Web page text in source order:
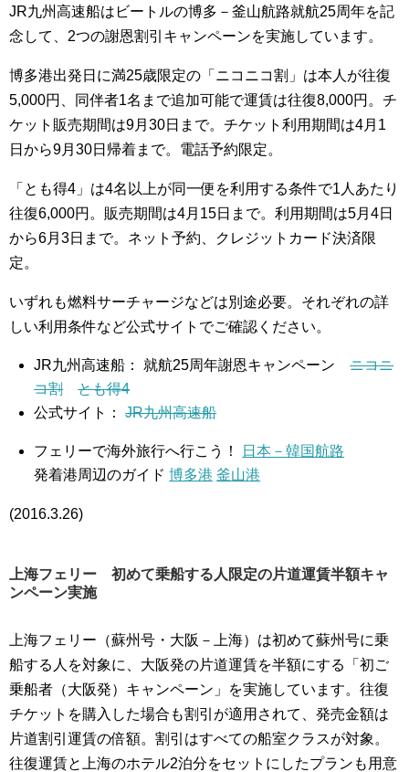
JR九州高速船はビートルの博多－釜山航路就航25周年を記
念して、2つの謝恩割引キャンペーンを実施しています。
博多港出発日に満25歳限定の「ニコニコ割」は本人が往復
5,000円、同伴者1名まで追加可能で運賃は往復8,000円。チ
ケット販売期間は9月30日まで。チケット利用期間は4月1
日から9月30日帰着まで。電話予約限定。
「とも得4」は4名以上が同一便を利用する条件で1人あたり
往復6,000円。販売期間は4月15日まで。利用期間は5月4日
から6月3日まで。ネット予約、クレジットカード決済限
定。
いずれも燃料サーチャージなどは別途必要。それぞれの詳
しい利用条件など公式サイトでご確認ください。
JR九州高速船： 就航25周年謝恩キャンペーンニコニ
コ割
とも得4
公式サイト：JR九州高速船
フェリーで海外旅行へ行こう！
日本－韓国航路
発着港周辺のガイド博多港 釜山港
(2016.3.26)
上海フェリー 初めて乗船する人限定の片道運賃半額キャ
ンペーン実施
上海フェリー（蘇州号・大阪－上海）は初めて蘇州号に乗
船する人を対象に、大阪発の片道運賃を半額にする「初ご
乗船者（大阪発）キャンペーン」を実施しています。往復
チケットを購入した場合も割引が適用されて、発売金額は
片道割引運賃の倍額。割引はすべての船室クラスが対象。
往復運賃と上海のホテル2泊分をセットにしたプランも用意